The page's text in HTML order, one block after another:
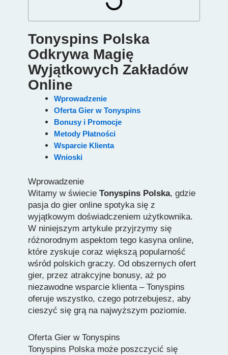
Tonyspins Polska
Odkrywa Magię
Wyjątkowych Zakładów
Online
Wprowadzenie
Oferta Gier w Tonyspins
Bonusy i Promocje
Metody Płatności
Wsparcie Klienta
Wnioski
Wprowadzenie
Witamy w świecieTonyspins Polska, gdzie
pasja do gier online spotyka się z
wyjątkowym doświadczeniem użytkownika.
W niniejszym artykule przyjrzymy się
różnorodnym aspektom tego kasyna online,
które zyskuje coraz większą popularność
wśród polskich graczy. Od obszernych ofert
gier, przez atrakcyjne bonusy, aż po
niezawodne wsparcie klienta – Tonyspins
oferuje wszystko, czego potrzebujesz, aby
cieszyć się grą na najwyższym poziomie.
Oferta Gier w Tonyspins
Tonyspins Polska może poszczycić się